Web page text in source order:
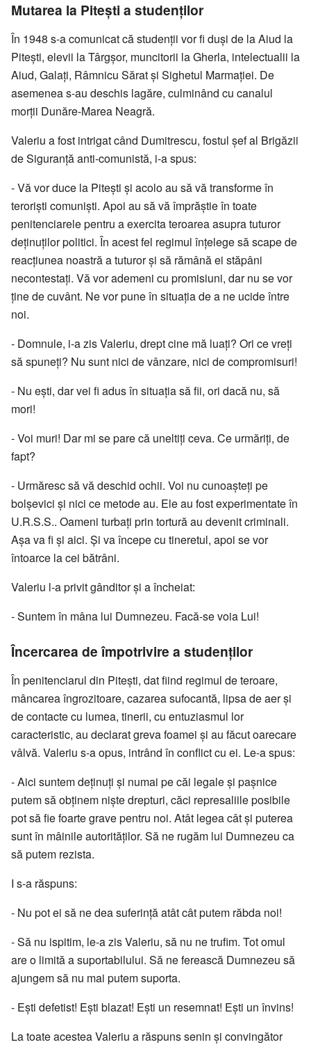
Mutarea la Pitești a studenților
În 1948 s-a comunicat că studenții vor fi duși de la Aiud la
Pitești, elevii la Târgșor, muncitorii la Gherla, intelectualii la
Aiud, Galați, Râmnicu Sărat și Sighetul Marmației. De
asemenea s-au deschis lagăre, culminând cu canalul
morții Dunăre-Marea Neagră.
Valeriu a fost intrigat când Dumitrescu, fostul șef al Brigăzii
de Siguranță anti-comunistă, i-a spus:
- Vă vor duce la Pitești și acolo au să vă transforme în
teroriști comuniști. Apoi au să vă împrăștie în toate
penitenciarele pentru a exercita teroarea asupra tuturor
deținuților politici. În acest fel regimul înțelege să scape de
reacțiunea noastră a tuturor și să rămână ei stăpâni
necontestați. Vă vor ademeni cu promisiuni, dar nu se vor
ține de cuvânt. Ne vor pune în situația de a ne ucide între
noi.
- Domnule, i-a zis Valeriu, drept cine mă luați? Ori ce vreți
să spuneți? Nu sunt nici de vânzare, nici de compromisuri!
- Nu ești, dar vei fi adus în situația să fii, ori dacă nu, să
mori!
- Voi muri! Dar mi se pare că uneltiți ceva. Ce urmăriți, de
fapt?
- Urmăresc să vă deschid ochii. Voi nu cunoașteți pe
bolșevici și nici ce metode au. Ele au fost experimentate în
U.R.S.S.. Oameni turbați prin tortură au devenit criminali.
Așa va fi și aici. Și va începe cu tineretul, apoi se vor
întoarce la cei bătrâni.
Valeriu l-a privit gânditor și a încheiat:
- Suntem în mâna lui Dumnezeu. Facă-se voia Lui!
Încercarea de împotrivire a studenților
În penitenciarul din Pitești, dat fiind regimul de teroare,
mâncarea îngrozitoare, cazarea sufocantă, lipsa de aer și
de contacte cu lumea, tinerii, cu entuziasmul lor
caracteristic, au declarat greva foamei și au făcut oarecare
vâlvă. Valeriu s-a opus, intrând în conflict cu ei. Le-a spus:
- Aici suntem deținuți și numai pe căi legale și pașnice
putem să obținem niște drepturi, căci represaliile posibile
pot să fie foarte grave pentru noi. Atât legea cât și puterea
sunt în mâinile autorităților. Să ne rugăm lui Dumnezeu ca
să putem rezista.
I s-a răspuns:
- Nu pot ei să ne dea suferință atât cât putem răbda noi!
- Să nu ispitim, le-a zis Valeriu, să nu ne trufim. Tot omul
are o limită a suportabilului. Să ne ferească Dumnezeu să
ajungem să nu mai putem suporta.
- Ești defetist! Ești blazat! Ești un resemnat! Ești un învins!
La toate acestea Valeriu a răspuns senin și convingător